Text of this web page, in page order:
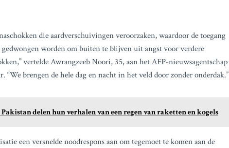
die aardverschuivingen veroorzaken, waardoor de toegang
worden om buiten te blijven uit angst voor verdere
vertelde Awrangzeeb Noori, 35, aan het AFP-nieuwsagentschap
brengen de hele dag en nacht in het veld door zonder onderdak.”
delen hun verhalen van een regen van raketten en kogels
een versnelde noodrespons aan om tegemoet te komen aan de